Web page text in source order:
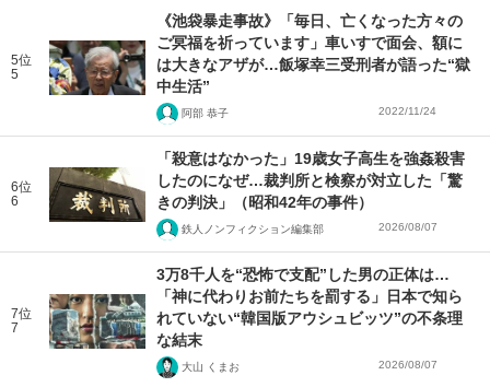
5位
5
《池袋暴走事故》「毎日、亡くなった方々の
ご冥福を祈っています」車いすで面会、額に
は大きなアザが…飯塚幸三受刑者が語った“獄
中生活”
阿部 恭子 2022/11/24
6位
6
「殺意はなかった」19歳女子高生を強姦殺害
したのになぜ…裁判所と検察が対立した「驚
きの判決」（昭和42年の事件）
鉄人ノンフィクション編集部 2026/08/07
7位
7
3万8千人を“恐怖で支配”した男の正体は…
「神に代わりお前たちを罰する」日本で知ら
れていない“韓国版アウシュビッツ”の不条理
な結末
大山 くまお 2026/08/07